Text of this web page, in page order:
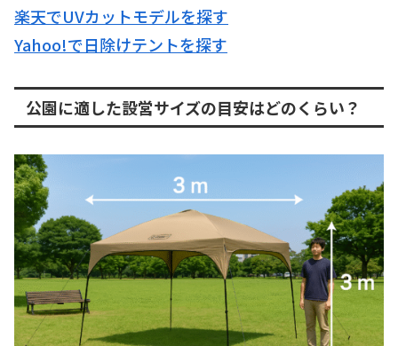
楽天でUVカットモデルを探す
Yahoo!で日除けテントを探す
公園に適した設営サイズの目安はどのくらい？